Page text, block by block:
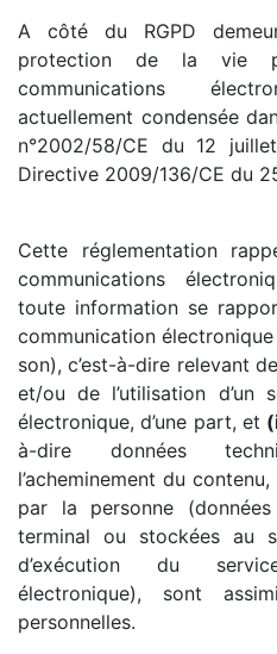
A côté du RGPD
protection de la vie
communications
actuellement condensée
n°2002/58/CE du 12
Directive 2009/136/CE du
Cette réglementation
communications
toute information se
communication
son), c’est-à-dire relevant
et/ou de l’utilisation d’un
électronique, d’une part, et
à-dire données
l’acheminement du
par la personne
terminal ou stockées au
d’exécution du
électronique), sont
personnelles.